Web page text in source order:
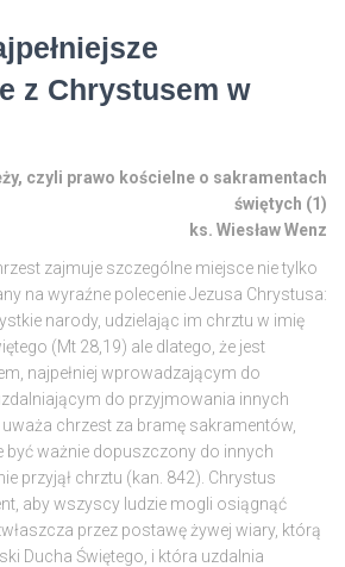
z Chrystusem w
czyli prawo kościelne o sakramentach
świętych (1)
ks. Wiesław Wenz
zajmuje szczególne miejsce nie tylko
na wyraźne polecenie Jezusa Chrystusa:
narody, udzielając im chrztu w imię
(Mt 28,19) ale dlatego, że jest
najpełniej wprowadzającym do
do przyjmowania innych
chrzest za bramę sakramentów,
być ważnie dopuszczony do innych
przyjął chrztu (kan. 842). Chrystus
aby wszyscy ludzie mogli osiągnąć
przez postawę żywej wiary, którą
Ducha Świętego, i która uzdalnia